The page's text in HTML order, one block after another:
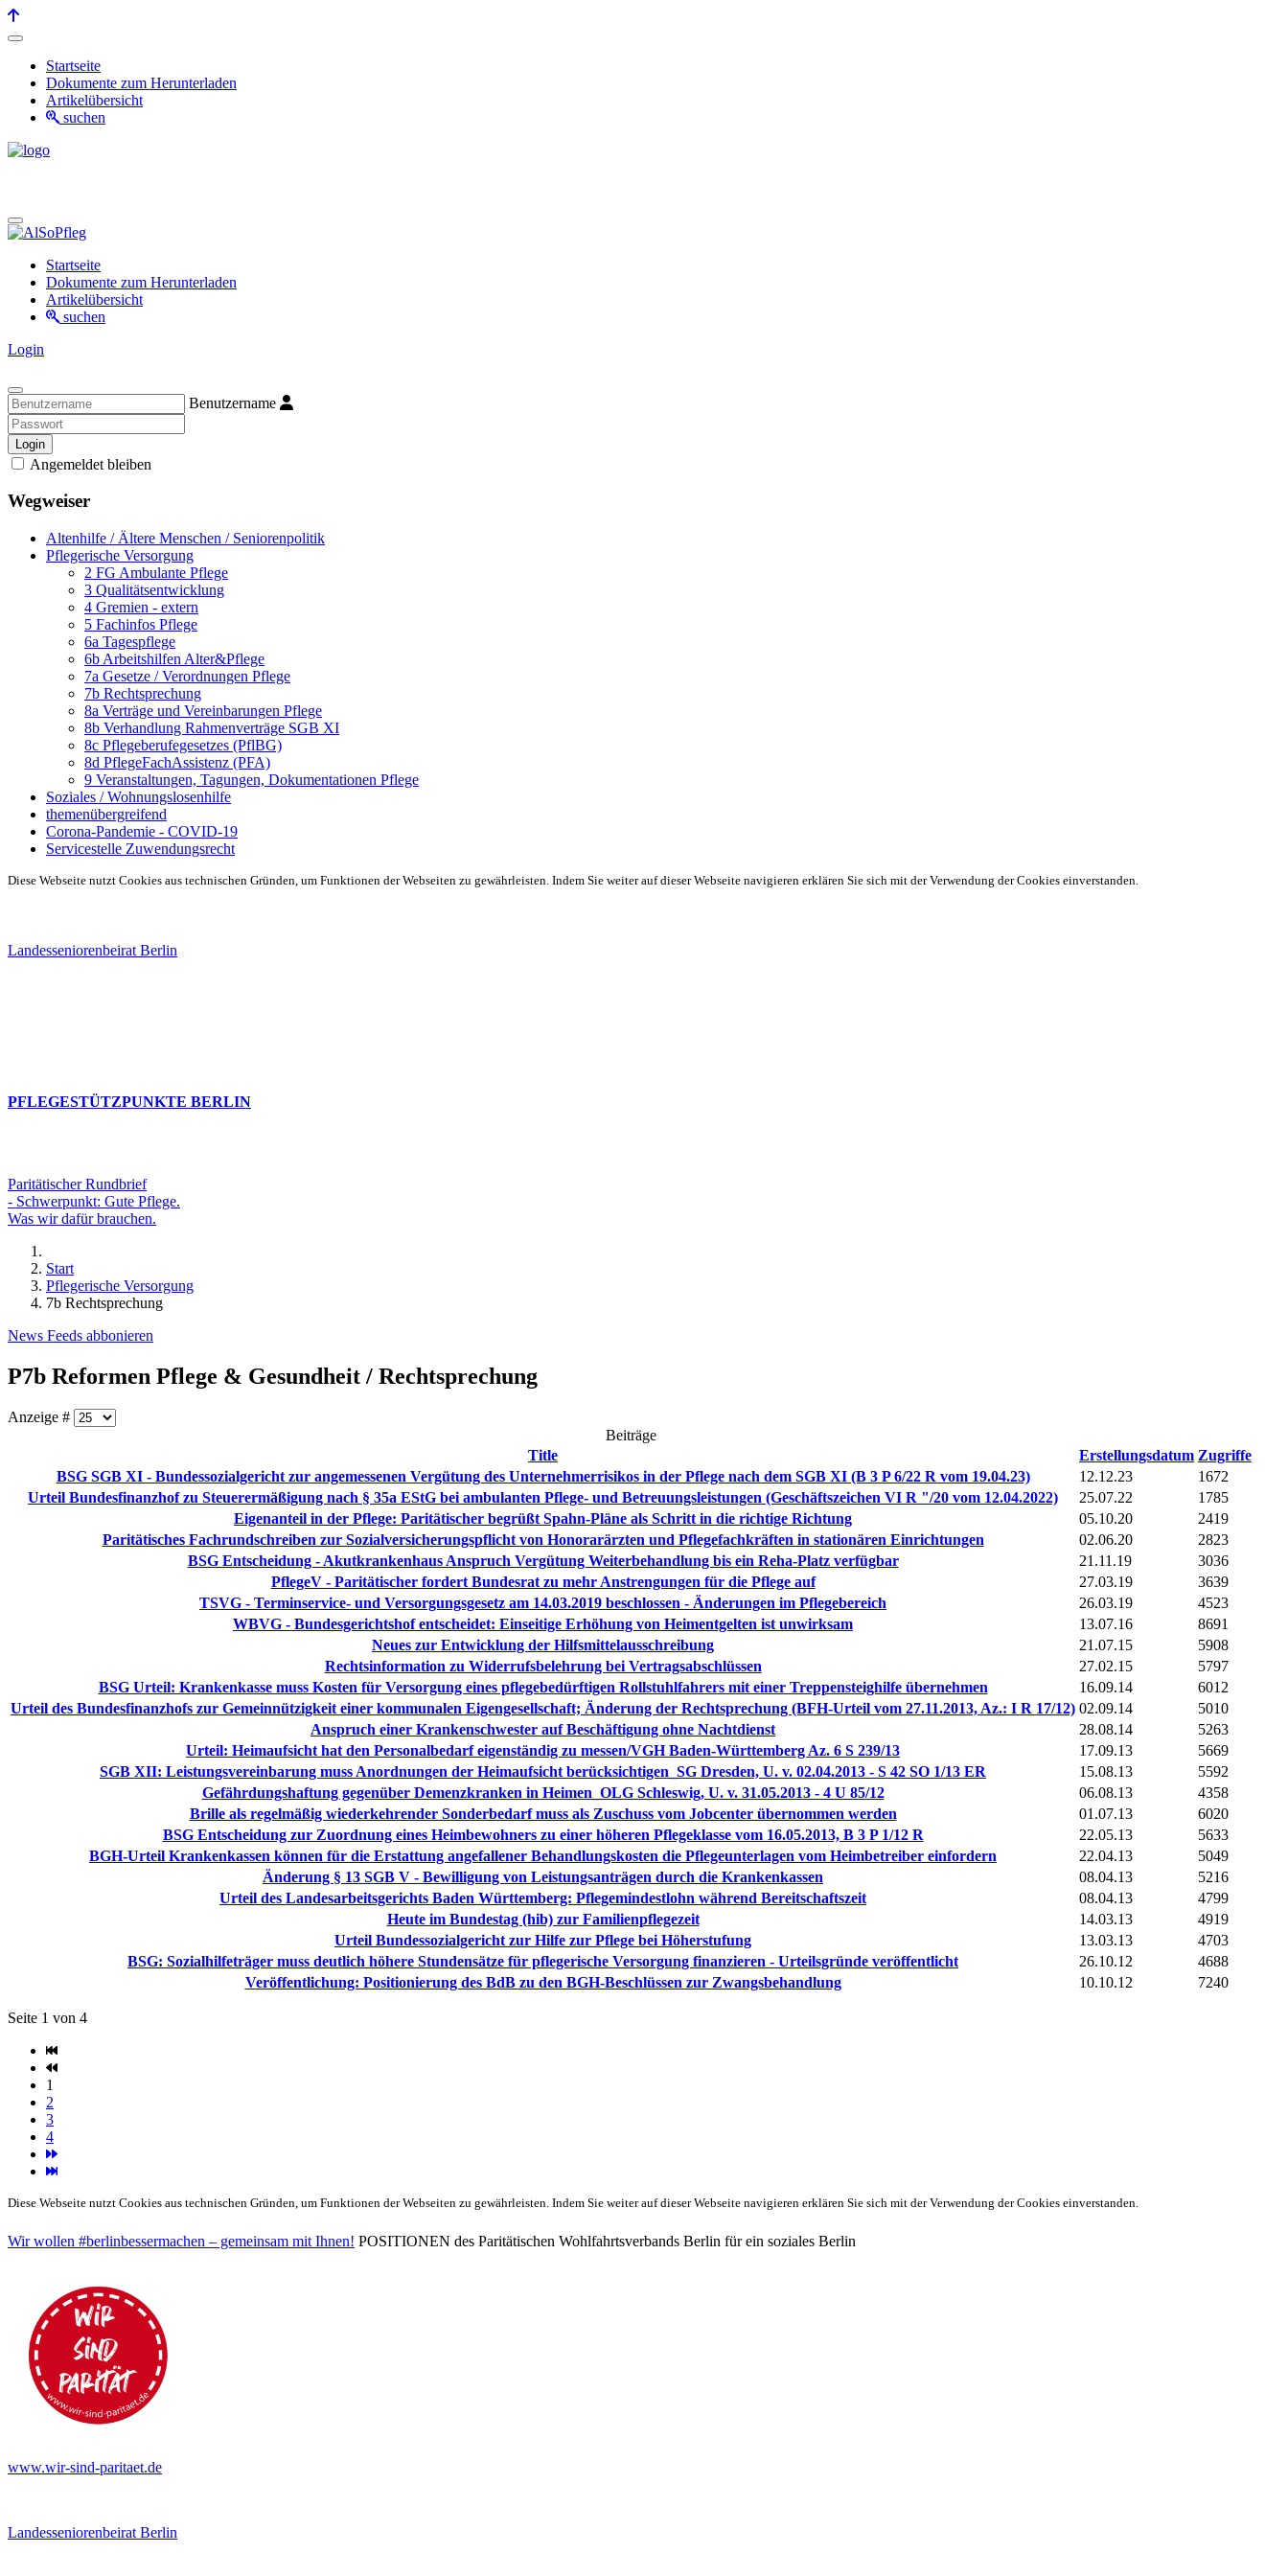
Startseite
Dokumente zum Herunterladen
Artikelübersicht
suchen
Startseite
Dokumente zum Herunterladen
Artikelübersicht
suchen
Login
Benutzername
Login
Angemeldet bleiben
Wegweiser
Altenhilfe / Ältere Menschen / Seniorenpolitik
Pflegerische Versorgung
2 FG Ambulante Pflege
3 Qualitätsentwicklung
4 Gremien - extern
5 Fachinfos Pflege
6a Tagespflege
6b Arbeitshilfen Alter&Pflege
7a Gesetze / Verordnungen Pflege
7b Rechtsprechung
8a Verträge und Vereinbarungen Pflege
8b Verhandlung Rahmenverträge SGB XI
8c Pflegeberufegesetzes (PflBG)
8d PflegeFachAssistenz (PFA)
9 Veranstaltungen, Tagungen, Dokumentationen Pflege
Soziales / Wohnungslosenhilfe
themenübergreifend
Corona-Pandemie - COVID-19
Servicestelle Zuwendungsrecht
Diese Webseite nutzt Cookies aus technischen Gründen, um Funktionen der Webseiten zu gewährleisten. Indem Sie weiter auf dieser Webseite navigieren erklären Sie sich mit der Verwendung der Cookies einverstanden.
Landesseniorenbeirat Berlin
PFLEGESTÜTZPUNKTE BERLIN
Paritätischer Rundbrief
- Schwerpunkt: Gute Pflege.
Was wir dafür brauchen.
Start
Pflegerische Versorgung
7b Rechtsprechung
News Feeds abbonieren
P7b Reformen Pflege & Gesundheit / Rechtsprechung
Anzeige #
Beiträge
Title
Erstellungsdatum Zugriffe
BSG SGB XI - Bundessozialgericht zur angemessenen Vergütung des Unternehmerrisikos in der Pflege nach dem SGB XI (B 3 P 6/22 R vom 19.04.23)
12.12.23
1672
Urteil Bundesfinanzhof zu Steuerermäßigung nach § 35a EStG bei ambulanten Pflege- und Betreuungsleistungen (Geschäftszeichen VI R "/20 vom 12.04.2022)
25.07.22
1785
Eigenanteil in der Pflege: Paritätischer begrüßt Spahn-Pläne als Schritt in die richtige Richtung
05.10.20
2419
Paritätisches Fachrundschreiben zur Sozialversicherungspflicht von Honorarärzten und Pflegefachkräften in stationären Einrichtungen
02.06.20
2823
BSG Entscheidung - Akutkrankenhaus Anspruch Vergütung Weiterbehandlung bis ein Reha-Platz verfügbar
21.11.19
3036
PflegeV - Paritätischer fordert Bundesrat zu mehr Anstrengungen für die Pflege auf
27.03.19
3639
TSVG - Terminservice- und Versorgungsgesetz am 14.03.2019 beschlossen - Änderungen im Pflegebereich
26.03.19
4523
WBVG - Bundesgerichtshof entscheidet: Einseitige Erhöhung von Heimentgelten ist unwirksam
13.07.16
8691
Neues zur Entwicklung der Hilfsmittelausschreibung
21.07.15
5908
Rechtsinformation zu Widerrufsbelehrung bei Vertragsabschlüssen
27.02.15
5797
BSG Urteil: Krankenkasse muss Kosten für Versorgung eines pflegebedürftigen Rollstuhlfahrers mit einer Treppensteighilfe übernehmen
16.09.14
6012
Urteil des Bundesfinanzhofs zur Gemeinnützigkeit einer kommunalen Eigengesellschaft; Änderung der Rechtsprechung (BFH-Urteil vom 27.11.2013, Az.: I R 17/12) 02.09.14
5010
Anspruch einer Krankenschwester auf Beschäftigung ohne Nachtdienst
28.08.14
5263
Urteil: Heimaufsicht hat den Personalbedarf eigenständig zu messen/VGH Baden-Württemberg Az. 6 S 239/13
17.09.13
5669
SGB XII: Leistungsvereinbarung muss Anordnungen der Heimaufsicht berücksichtigen_SG Dresden, U. v. 02.04.2013 - S 42 SO 1/13 ER
15.08.13
5592
Gefährdungshaftung gegenüber Demenzkranken in Heimen_OLG Schleswig, U. v. 31.05.2013 - 4 U 85/12
06.08.13
4358
Brille als regelmäßig wiederkehrender Sonderbedarf muss als Zuschuss vom Jobcenter übernommen werden
01.07.13
6020
BSG Entscheidung zur Zuordnung eines Heimbewohners zu einer höheren Pflegeklasse vom 16.05.2013, B 3 P 1/12 R
22.05.13
5633
BGH-Urteil Krankenkassen können für die Erstattung angefallener Behandlungskosten die Pflegeunterlagen vom Heimbetreiber einfordern
22.04.13
5049
Änderung § 13 SGB V - Bewilligung von Leistungsanträgen durch die Krankenkassen
08.04.13
5216
Urteil des Landesarbeitsgerichts Baden Württemberg: Pflegemindestlohn während Bereitschaftszeit
08.04.13
4799
Heute im Bundestag (hib) zur Familienpflegezeit
14.03.13
4919
Urteil Bundessozialgericht zur Hilfe zur Pflege bei Höherstufung
13.03.13
4703
BSG: Sozialhilfeträger muss deutlich höhere Stundensätze für pflegerische Versorgung finanzieren - Urteilsgründe veröffentlicht
26.10.12
4688
Veröffentlichung: Positionierung des BdB zu den BGH-Beschlüssen zur Zwangsbehandlung
10.10.12 7240
Seite 1 von 4
1
2
3
4
Diese Webseite nutzt Cookies aus technischen Gründen, um Funktionen der Webseiten zu gewährleisten. Indem Sie weiter auf dieser Webseite navigieren erklären Sie sich mit der Verwendung der Cookies einverstanden.
Wir wollen #berlinbessermachen – gemeinsam mit Ihnen! POSITIONEN des Paritätischen Wohlfahrtsverbands Berlin für ein soziales Berlin
www.wir-sind-paritaet.de
Landesseniorenbeirat Berlin